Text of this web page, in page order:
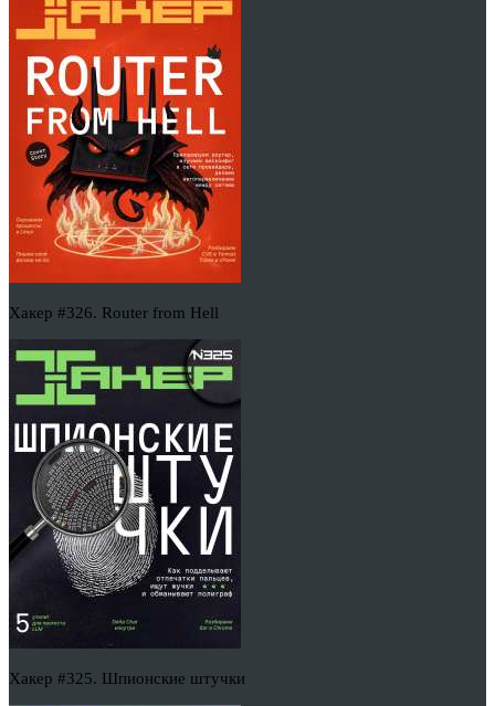
Хакер #326. Router from Hell
Хакер #325. Шпионские штучки